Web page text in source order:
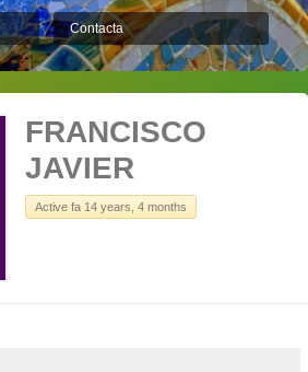
Contacta
FRANCISCO
JAVIER
Active fa 14 years, 4 months